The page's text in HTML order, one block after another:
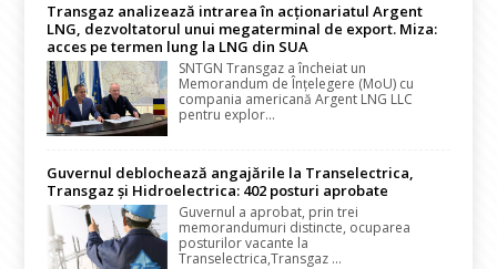
Transgaz analizează intrarea în acționariatul Argent
LNG, dezvoltatorul unui megaterminal de export. Miza:
acces pe termen lung la LNG din SUA
SNTGN Transgaz a încheiat un
Memorandum de Înțelegere (MoU) cu
compania americană Argent LNG LLC
pentru explor...
Guvernul deblochează angajările la Transelectrica,
Transgaz și Hidroelectrica: 402 posturi aprobate
Guvernul a aprobat, prin trei
memorandumuri distincte, ocuparea
posturilor vacante la
Transelectrica,Transgaz ...